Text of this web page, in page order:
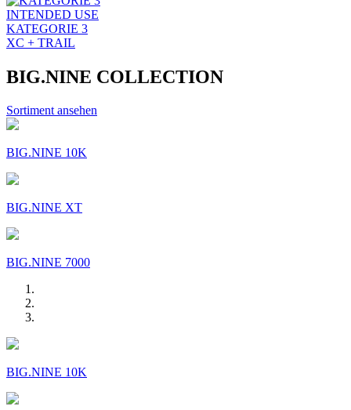
INTENDED USE
KATEGORIE 3
XC + TRAIL
BIG.NINE COLLECTION
Sortiment ansehen
BIG.NINE 10K
BIG.NINE XT
BIG.NINE 7000
BIG.NINE 10K